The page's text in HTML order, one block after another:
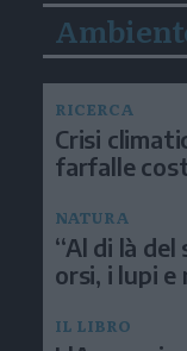
RICERCA
Crisi
farfalle
NATURA
“Al di là del
orsi, i lupi e
IL LIBRO